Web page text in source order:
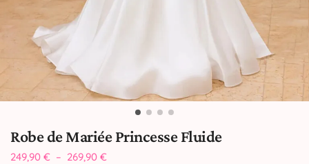
Robe de Mariée Princesse Fluide
249,90 € – 269,90 €